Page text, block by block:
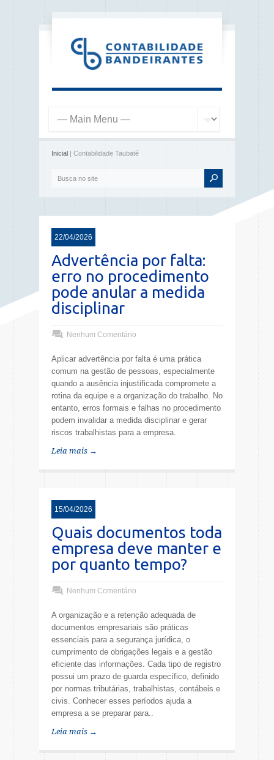
Inicial | Contabilidade Taubaté
22/04/2026
Advertência por falta:
erro no procedimento
pode anular a medida
disciplinar
Nenhum Comentário
Aplicar advertência por falta é uma prática
comum na gestão de pessoas, especialmente
quando a ausência injustificada compromete a
rotina da equipe e a organização do trabalho. No
entanto, erros formais e falhas no procedimento
podem invalidar a medida disciplinar e gerar
riscos trabalhistas para a empresa.
Leia mais →
15/04/2026
Quais documentos toda
empresa deve manter e
por quanto tempo?
Nenhum Comentário
A organização e a retenção adequada de
documentos empresariais são práticas
essenciais para a segurança jurídica, o
cumprimento de obrigações legais e a gestão
eficiente das informações. Cada tipo de registro
possui um prazo de guarda específico, definido
por normas tributárias, trabalhistas, contábeis e
civis. Conhecer esses períodos ajuda a
empresa a se preparar para..
Leia mais →